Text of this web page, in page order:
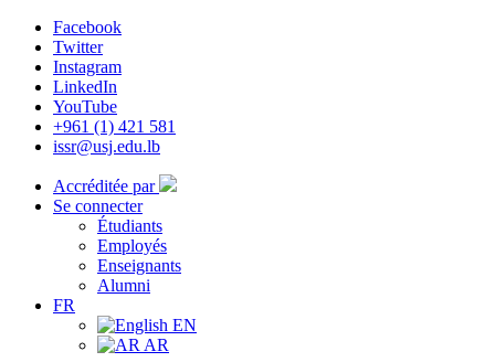
Facebook
Twitter
Instagram
LinkedIn
YouTube
+961 (1) 421 581
issr@usj.edu.lb
Accréditée par
Se connecter
Étudiants
Employés
Enseignants
Alumni
FR
EN
AR